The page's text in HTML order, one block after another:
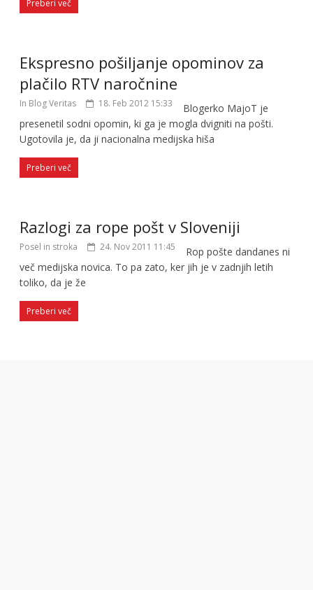
Preberi več
Ekspresno pošiljanje opominov za
plačilo RTV naročnine
In Blog Veritas 18. Feb 2012 15:33
Blogerko MajoT je
presenetil sodni opomin, ki ga je mogla dvigniti na pošti.
Ugotovila je, da ji nacionalna medijska hiša
Preberi več
Razlogi za rope pošt v Sloveniji
Posel in stroka 24. Nov 2011 11:45
Rop pošte dandanes ni
več medijska novica. To pa zato, ker jih je v zadnjih letih
toliko, da je že
Preberi več